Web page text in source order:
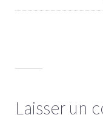
Laisser un